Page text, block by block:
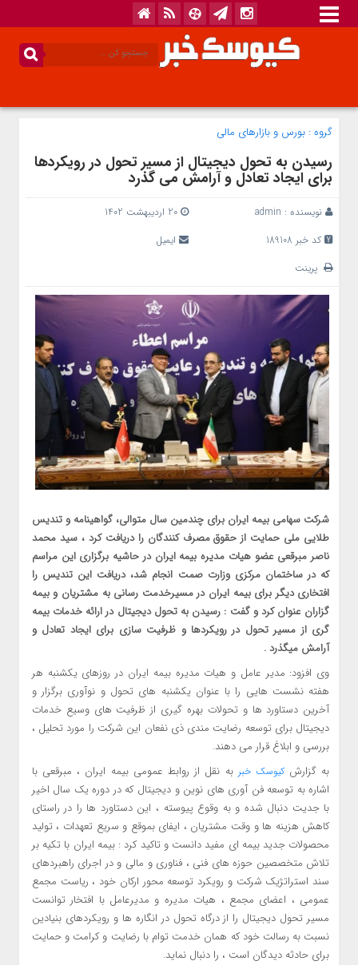
گروه : بورس و بازار‌های مالی
رسیدن به تحول دیجیتال از مسیر تحول در رویکردها
برای ایجاد تعادل و آرامش می گذرد
نویسنده : admin
20 اردیبهشت 1402
کد خبر 189108
ایمیل
پرینت
شرکت سهامی بیمه ایران برای چندمین سال متوالی، گواهینامه و تندیس
طلایی ملی حمایت از حقوق مصرف کنندگان را دریافت کرد ، سید محمد
ناصر مبرقعی عضو هیات مدیره بیمه ایران در حاشیه برگزاری این مراسم
که در ساختمان مرکزی وزارت صمت انجام شد، دریافت این تندیس را
افتخاری دیگر برای بیمه ایران در مسیرخدمت رسانی به مشتریان و بیمه
گزاران عنوان کرد و گفت : رسیدن به تحول دیجیتال در ارائه خدمات بیمه
گری از مسیر تحول در رویکردها و ظرفیت سازی برای ایجاد تعادل و
آرامش میگذرد .
وی افزود: مدیر عامل و هیات مدیره بیمه ایران در روزهای یکشنبه هر
هفته نشست هایی را با عنوان یکشنبه های تحول و نوآوری برگزار و
آخرین دستاورد ها و تحولات بهره گیری از ظرفیت های وسیع خدمات
دیجیتال برای توسعه رضایت مندی ذی نفعان این شرکت را مورد تحلیل ،
بررسی و ابلاغ قرار می دهند.
به گزارشکیوسک خبر به نقل از روابط عمومی بیمه ایران ، مبرقعی با
اشاره به توسعه فن آوری های نوین و دیجیتال که در دوره یک سال اخیر
با جدیت دنبال شده و به وقوع پیوسته ، این دستاورد ها را در راستای
کاهش هزینه ها و وقت مشتریان ، ایفای بموقع و سریع تعهدات ، تولید
محصولات جدید بیمه ای مفید دانست و تاکید کرد : بیمه ایران با تکیه بر
تلاش متخصصین حوزه های فنی ، فناوری و مالی و در اجرای راهبردهای
سند استراتژیک شرکت و رویکرد توسعه محور ارکان خود ، ریاست مجمع
عمومی ، اعضای مجمع ، هیات مدیره و مدیرعامل با افتخار توانست
مسیر تحول دیجیتال را از درگاه تحول در انگاره ها و رویکردهای بنیادین
نسبت به رسالت خود که همان خدمت توام با رضایت و کرامت و حمایت
برای حادثه دیدگان است ، را دنبال نماید.